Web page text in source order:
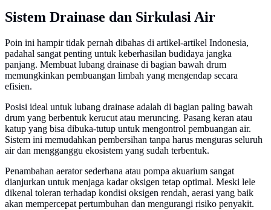
Sistem Drainase dan Sirkulasi Air
Poin ini hampir tidak pernah dibahas di artikel-artikel Indonesia,
padahal sangat penting untuk keberhasilan budidaya jangka
panjang. Membuat lubang drainase di bagian bawah drum
memungkinkan pembuangan limbah yang mengendap secara
efisien.
Posisi ideal untuk lubang drainase adalah di bagian paling bawah
drum yang berbentuk kerucut atau meruncing. Pasang keran atau
katup yang bisa dibuka-tutup untuk mengontrol pembuangan air.
Sistem ini memudahkan pembersihan tanpa harus menguras seluruh
air dan mengganggu ekosistem yang sudah terbentuk.
Penambahan aerator sederhana atau pompa akuarium sangat
dianjurkan untuk menjaga kadar oksigen tetap optimal. Meski lele
dikenal toleran terhadap kondisi oksigen rendah, aerasi yang baik
akan mempercepat pertumbuhan dan mengurangi risiko penyakit.